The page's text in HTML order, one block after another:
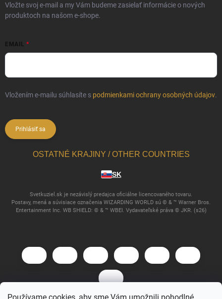
Vložte svoj e-mail a my Vám budeme zasielať informácie o nových
produktoch na našom e-shope.
EMAIL
Vložením e-mailu súhlasíte s podmienkami ochrany osobných údajov.
Prihlásiť sa
OSTATNÉ KRAJINY / OTHER COUNTRIES
SK
Svetkuziel.sk je nezávislý predajca oficiálne licencovaného tovaru.
Postavy, mená a súvisiace označenia WIZARDING WORLD sú © & ™ Warner Bros.
Entertainment Inc. WB SHIELD: © & ™ WBEI. Vydavateľské práva © JKR. (s26)